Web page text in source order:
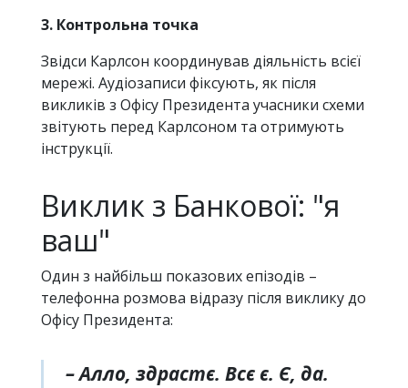
3. Контрольна точка
Звідси Карлсон координував діяльність всієї
мережі. Аудіозаписи фіксують, як після
викликів з Офісу Президента учасники схеми
звітують перед Карлсоном та отримують
інструкції.
Виклик з Банкової: "я
ваш"
Один з найбільш показових епізодів –
телефонна розмова відразу після виклику до
Офісу Президента:
– Алло, здрастє. Всє є. Є, да.